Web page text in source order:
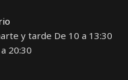
y tarde De 10 a 13:30
20:30